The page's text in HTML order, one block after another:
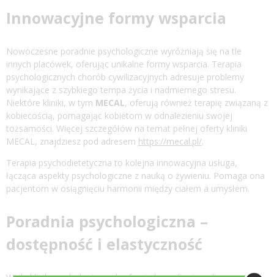
Innowacyjne formy wsparcia
Nowoczesne poradnie psychologiczne wyróżniają się na tle
innych placówek, oferując unikalne formy wsparcia. Terapia
psychologicznych chorób cywilizacyjnych adresuje problemy
wynikające z szybkiego tempa życia i nadmiernego stresu.
Niektóre kliniki, w tym MECAL, oferują również terapię związaną z
kobiecością, pomagając kobietom w odnalezieniu swojej
tożsamości. Więcej szczegółów na temat pełnej oferty kliniki
MECAL, znajdziesz pod adresem https://mecal.pl/.
Terapia psychodietetyczna to kolejna innowacyjna usługa,
łącząca aspekty psychologiczne z nauką o żywieniu. Pomaga ona
pacjentom w osiągnięciu harmonii między ciałem a umysłem.
Poradnia psychologiczna –
dostępność i elastyczność